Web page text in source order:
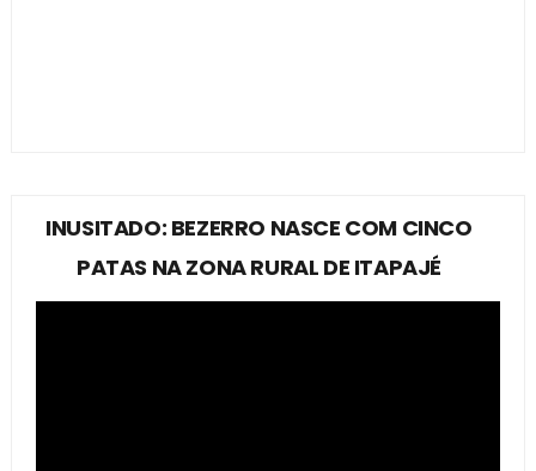
INUSITADO: BEZERRO NASCE COM CINCO
PATAS NA ZONA RURAL DE ITAPAJÉ